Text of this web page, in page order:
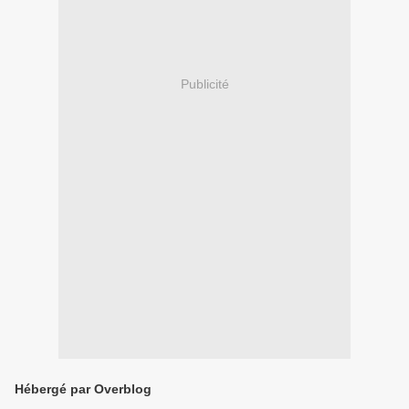
Publicité
Hébergé par Overblog